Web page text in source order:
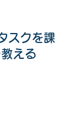
スクを課
える